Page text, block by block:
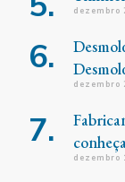
dezembro
dezembro
dezembro